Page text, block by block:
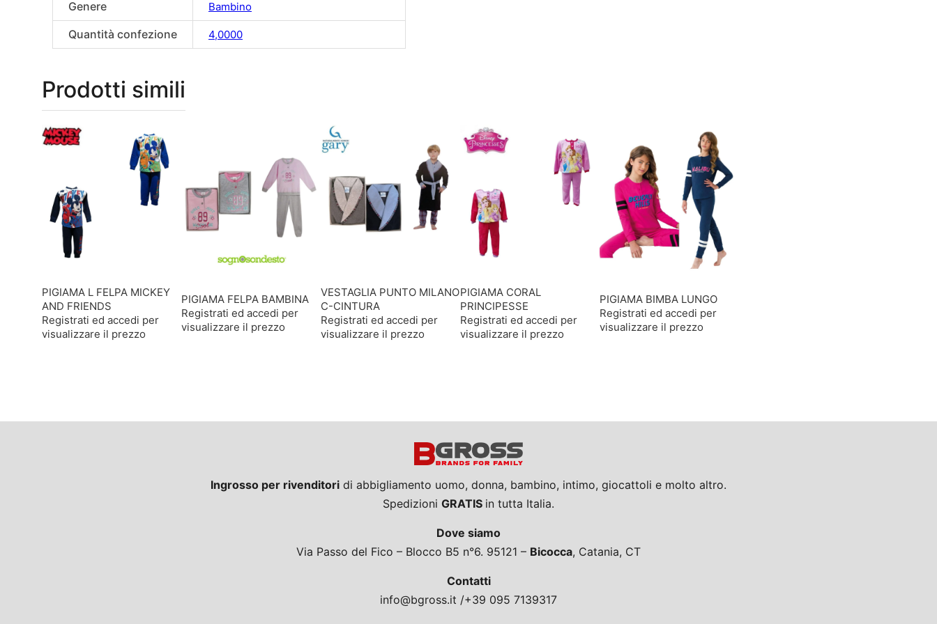
Genere Bambino
Quantità confezione 4,0000
Prodotti simili
PIGIAMA L FELPA MICKEY
AND FRIENDS
Registrati ed accedi per
visualizzare il prezzo
PIGIAMA FELPA BAMBINA
Registrati ed accedi per
visualizzare il prezzo
VESTAGLIA PUNTO MILANO
C-CINTURA
Registrati ed accedi per
visualizzare il prezzo
PIGIAMA CORAL
PRINCIPESSE
Registrati ed accedi per
visualizzare il prezzo
PIGIAMA BIMBA LUNGO
Registrati ed accedi per
visualizzare il prezzo
Ingrosso per rivenditori di abbigliamento uomo, donna, bambino, intimo, giocattoli e molto altro.
Spedizioni GRATIS in tutta Italia.
Dove siamo
Via Passo del Fico – Blocco B5 n°6. 95121 – Bicocca, Catania, CT
Contatti
info@bgross.it /+39 095 7139317